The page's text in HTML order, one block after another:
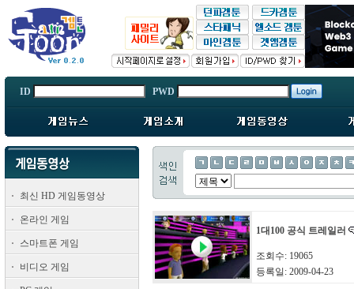
ID PWD
최신 HD 게임동영상
온라인 게임
스마트폰 게임
비디오 게임
1대100 공식 트레일러
조회수: 19065
등록일: 2009-04-23